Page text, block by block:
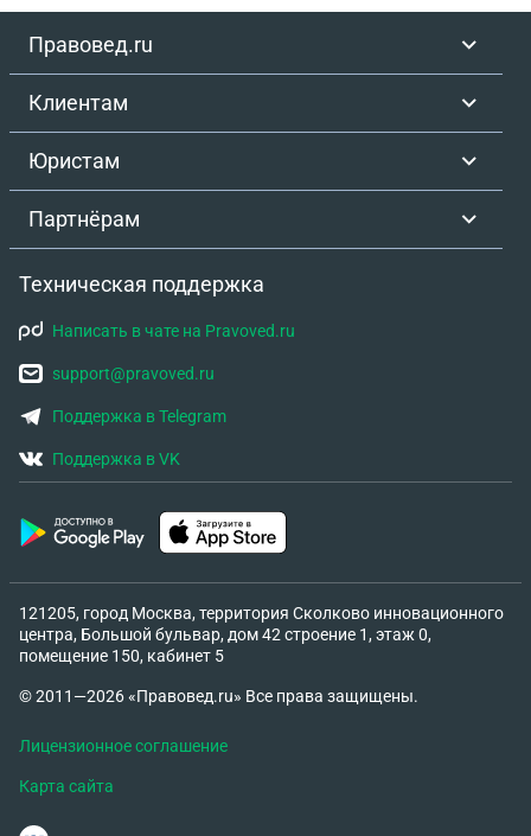
Правовед.ru
Клиентам
Юристам
Партнёрам
Техническая поддержка
Написать в чате на Pravoved.ru
support@pravoved.ru
Поддержка в Telegram
Поддержка в VK
121205, город Москва, территория Сколково инновационного
центра, Большой бульвар, дом 42 строение 1, этаж 0,
помещение 150, кабинет 5
© 2011—2026 «Правовед.ru» Все права защищены.
Лицензионное соглашение
Карта сайта